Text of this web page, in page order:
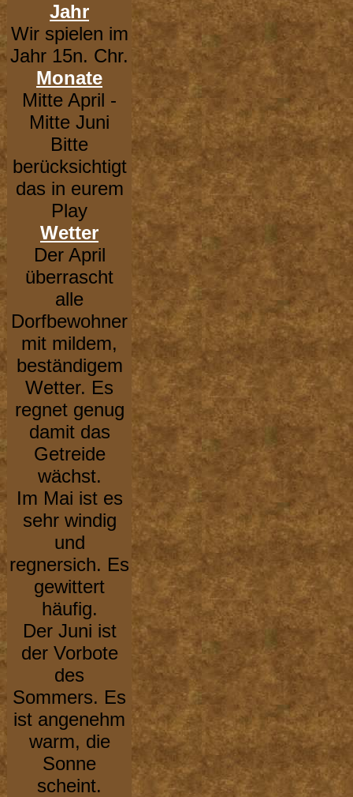
Jahr
Wir spielen im
Jahr 15n. Chr.
Monate
Mitte April -
Mitte Juni
Bitte
berücksichtigt
das in eurem
Play
Wetter
Der April
überrascht
alle
Dorfbewohner
mit mildem,
beständigem
Wetter. Es
regnet genug
damit das
Getreide
wächst.
Im Mai ist es
sehr windig
und
regnersich. Es
gewittert
häufig.
Der Juni ist
der Vorbote
des
Sommers. Es
ist angenehm
warm, die
Sonne
scheint.